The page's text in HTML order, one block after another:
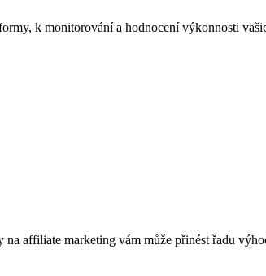
k monitorování a hodnocení výkonnosti
affiliate marketing vám může přinést řadu